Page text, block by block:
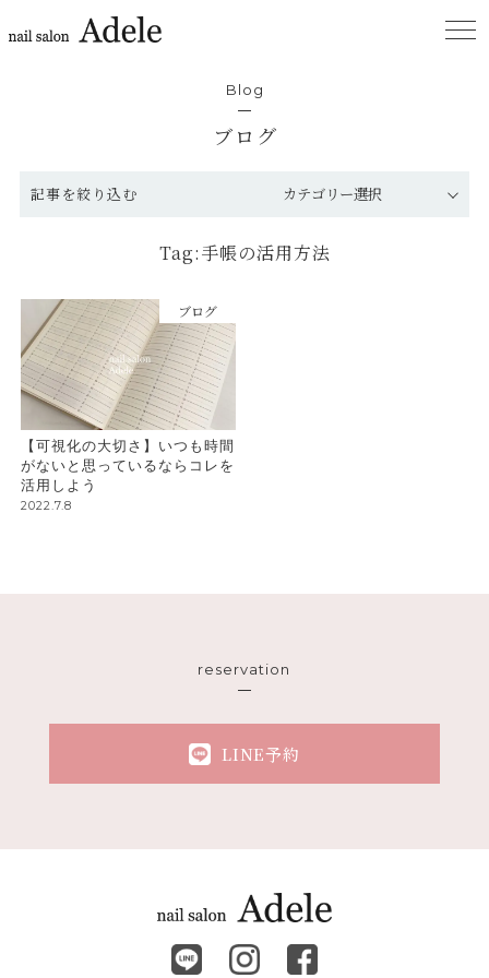
Blog
ブログ
記事を絞り込む
Tag:手帳の活用方法
【可視化の大切さ】いつも時間
がないと思っているならコレを
活用しよう
2022.7.8
ブログ
reservation
LINE予約